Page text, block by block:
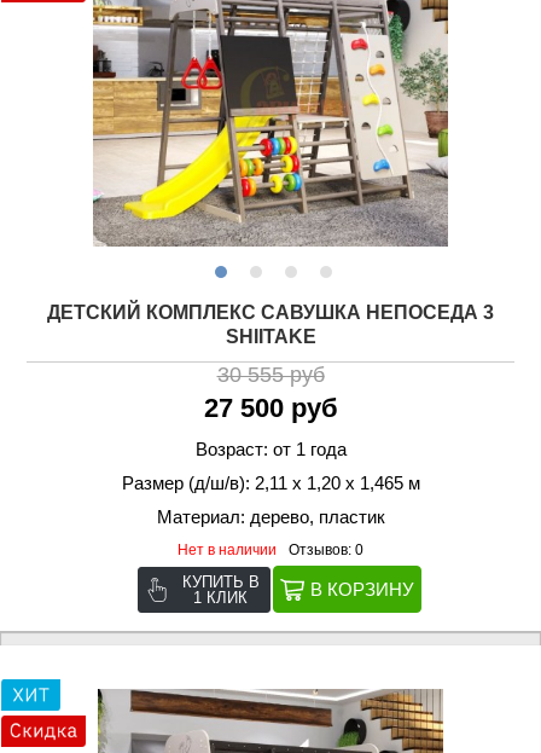
ДЕТСКИЙ КОМПЛЕКС САВУШКА НЕПОСЕДА 3
SHIITAKE
30 555 руб
27 500 руб
Возраст: от 1 года
Размер (д/ш/в): 2,11 х 1,20 х 1,465 м
Материал: дерево, пластик
Нет в наличии Отзывов: 0
КУПИТЬ В
1 КЛИК